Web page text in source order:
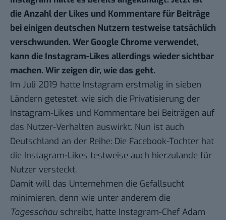
die Anzahl der Likes und Kommentare für Beiträge
bei einigen deutschen Nutzern testweise tatsächlich
verschwunden. Wer Google Chrome verwendet,
kann die Instagram-Likes allerdings wieder sichtbar
machen. Wir zeigen dir, wie das geht.
Im Juli 2019 hatte Instagram erstmalig in sieben
Ländern getestet, wie sich die Privatisierung der
Instagram-Likes und Kommentare bei Beiträgen auf
das Nutzer-Verhalten auswirkt. Nun ist auch
Deutschland an der Reihe: Die Facebook-Tochter hat
die Instagram-Likes testweise auch hierzulande für
Nutzer versteckt.
Damit will das Unternehmen die Gefallsucht
minimieren, denn wie unter anderem die
Tagesschau schreibt, hatte Instagram-Chef Adam